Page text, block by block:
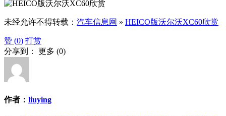
未经允许不得转载： 汽车信息网 » HEICO版沃尔沃XC60欣赏
赞 (0) 打赏
分享到： 更多 (0)
作者： liuying